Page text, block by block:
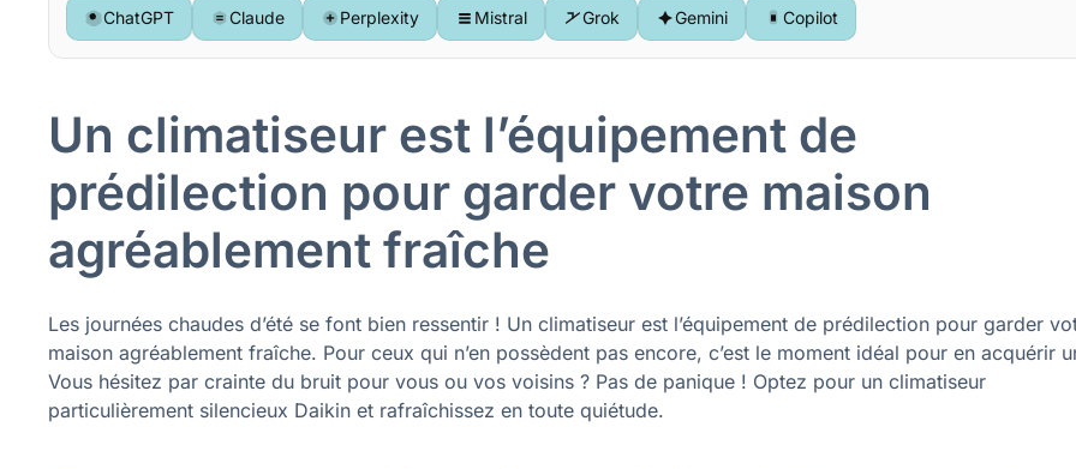
ChatGPT Claude Perplexity Mistral Grok Gemini Copilot
Un climatiseur est l’équipement de
prédilection pour garder votre maison
agréablement fraîche
Les journées chaudes d’été se font bien ressentir ! Un climatiseur est l’équipement de prédilection pour garder
maison agréablement fraîche. Pour ceux qui n’en possèdent pas encore, c’est le moment idéal pour en acquérir
Vous hésitez par crainte du bruit pour vous ou vos voisins ? Pas de panique ! Optez pour un climatiseur
particulièrement silencieux Daikin et rafraîchissez en toute quiétude.